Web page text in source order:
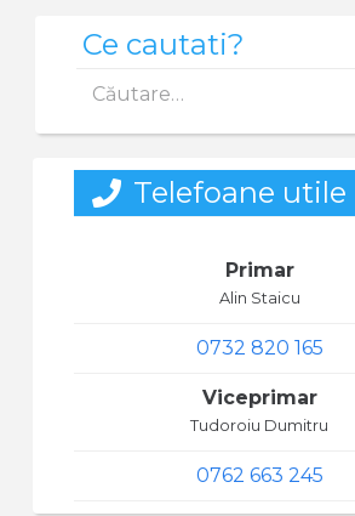
Ce cautati?
după:
Telefoane utile
Primar
Alin Staicu
0732 820 165
Viceprimar
Tudoroiu Dumitru
0762 663 245